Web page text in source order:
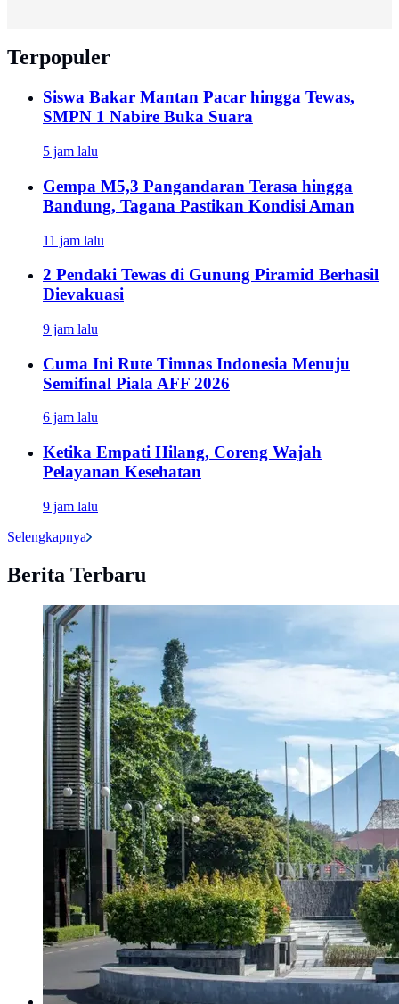
Terpopuler
Siswa Bakar Mantan Pacar hingga Tewas,
SMPN 1 Nabire Buka Suara
5 jam lalu
Gempa M5,3 Pangandaran Terasa hingga
Bandung, Tagana Pastikan Kondisi Aman
11 jam lalu
2 Pendaki Tewas di Gunung Piramid Berhasil
Dievakuasi
9 jam lalu
Cuma Ini Rute Timnas Indonesia Menuju
Semifinal Piala AFF 2026
6 jam lalu
Ketika Empati Hilang, Coreng Wajah
Pelayanan Kesehatan
9 jam lalu
Selengkapnya
Berita Terbaru